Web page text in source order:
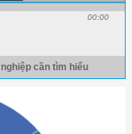
00:00
cần tìm hiểu